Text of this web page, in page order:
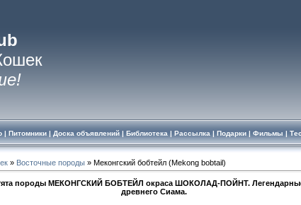
| Питомники| Доска объявлений| Библиотека | Рассылка | Подарки| Фильмы |
» Восточные породы » Меконгский бобтейл (Mekong bobtail)
породы МЕКОНГСКИЙ БОБТЕЙЛ окраса ШОКОЛАД-ПОЙНТ.
древнего Сиама.